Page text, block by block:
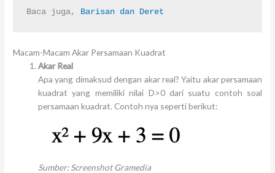
Baca juga, Barisan dan Deret
Macam-Macam Akar Persamaan Kuadrat
Akar Real
Apa yang dimaksud dengan akar real? Yaitu akar persamaan
kuadrat yang memiliki nilai D>0 dari suatu contoh soal
persamaan kuadrat. Contoh nya seperti berikut:
Sumber: Screenshot Gramedia